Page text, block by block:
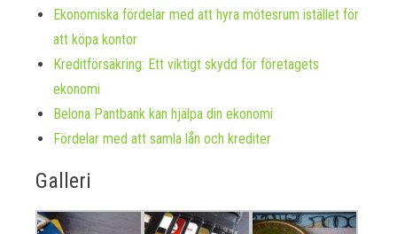
Ekonomiska fördelar med att hyra mötesrum istället för
att köpa kontor
Kreditförsäkring: Ett viktigt skydd för företagets
ekonomi
Belona Pantbank kan hjälpa din ekonomi
Fördelar med att samla lån och krediter
Galleri